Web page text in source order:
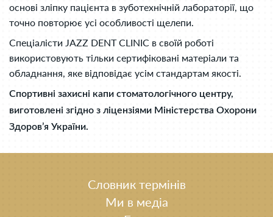
основі зліпку пацієнта в зуботехнічній лабораторії, що
точно повторює усі особливості щелепи.
Спеціалісти JAZZ DENT CLINIC в своїй роботі
використовують тільки сертифіковані матеріали та
обладнання, яке відповідає усім стандартам якості.
Спортивні захисні капи стоматологічного центру,
виготовлені згідно з ліцензіями Міністерства Охорони
Здоров’я України.
Словник термінів
Ми в медіа